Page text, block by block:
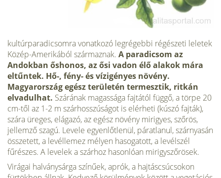
kultúrparadicsomra vonatkozó legrégebbi régészeti leletek
Közép-Amerikából származnak. A paradicsom az
Andokban őshonos, az ősi vadon élő alakok mára
eltűntek. Hő-, fény- és vízigényes növény.
Magyarország egész területén termesztik, ritkán
elvadulhat. Szárának magassága fajtától függő, a törpe 20
cm-től az 1-2 m szárhosszúságot is elérheti (kúszó fajták),
szára üreges, elágazó, az egész növény mirigyes, szőrös,
jellemző szagú. Levele egyenlőtlenül, páratlanul, szárnyasán
összetett, a levéllemez mélyen hasogatott, a levélszél
fűrészes. A levelek a szárhoz hasonlóan mirigyszőrösek.
Virágai halványsárga színűek, aprók, a hajtáscsúcsokon